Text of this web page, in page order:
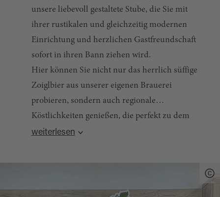
unsere liebevoll gestaltete Stube, die Sie mit
ihrer rustikalen und gleichzeitig modernen
Einrichtung und herzlichen Gastfreundschaft
sofort in ihren Bann ziehen wird.
Hier können Sie nicht nur das herrlich süffige
Zoiglbier aus unserer eigenen Brauerei
probieren, sondern auch regionale
Köstlichkeiten genießen, die perfekt zu dem
einzigartigen Geschmackserlebnis passen.
Terminen kann auch eine Brauereiführung (ca.
Quelle:destination.one
weiterlesen